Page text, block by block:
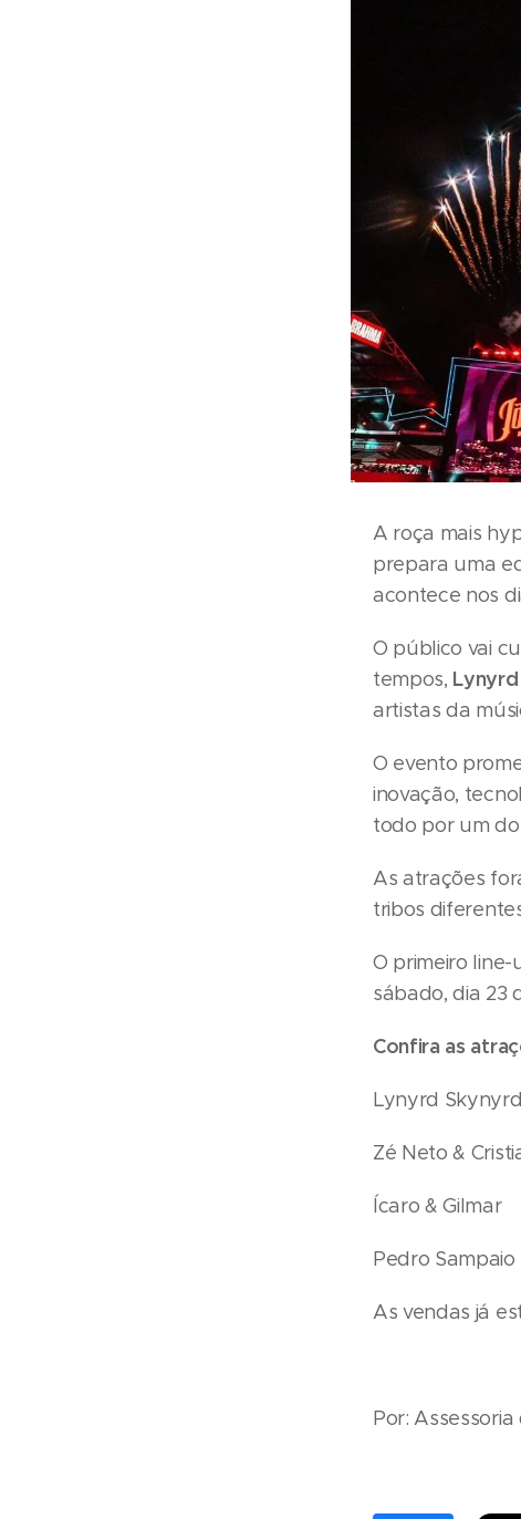
A roça mais
prepara uma
acontece nos
O público vai
tempos,
artistas da
O evento
inovação,
todo por um
As atrações
tribos
O primeiro
sábado, dia 23
Confira as
Lynyrd
Zé Neto &
Ícaro & Gilmar
Pedro Sampaio
As vendas já
Por: